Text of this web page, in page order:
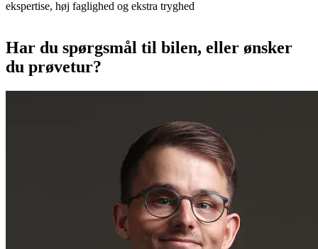
ekspertise, høj faglighed og ekstra tryghed
Har du spørgsmål til bilen, eller ønsker
du prøvetur?